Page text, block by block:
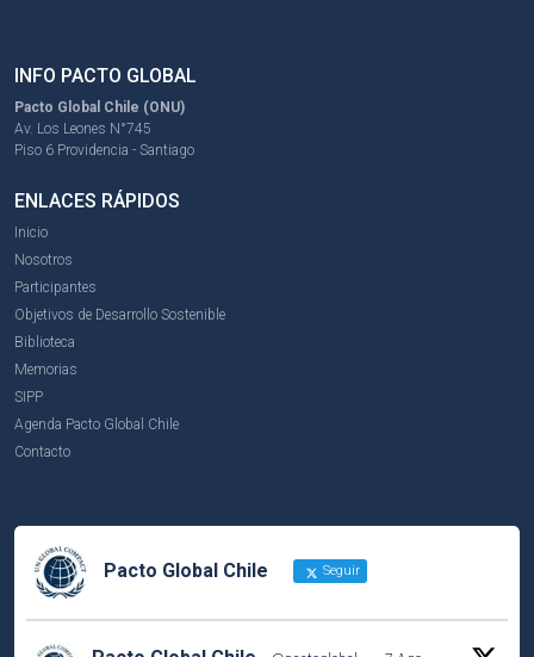
INFO PACTO GLOBAL
Pacto Global Chile (ONU)
Av. Los Leones N°745
Piso 6 Providencia - Santiago
ENLACES RÁPIDOS
Inicio
Nosotros
Participantes
Objetivos de Desarrollo Sostenible
Biblioteca
Memorias
SIPP
Agenda Pacto Global Chile
Contacto
Pacto Global Chile Seguir